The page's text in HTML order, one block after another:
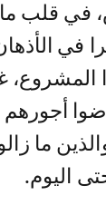
في قلب
في
المشروع،
ما
اليوم.